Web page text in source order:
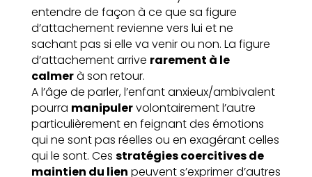
entendre de façon à ce que sa figure
d’attachement revienne vers lui et ne
sachant pas si elle va venir ou non. La figure
d’attachement arrive rarement à le
calmerà son retour.
A l’âge de parler, l’enfant anxieux/ambivalent
pourra manipulervolontairement l’autre
particulièrement en feignant des émotions
qui ne sont pas réelles ou en exagérant celles
qui le sont. Ces stratégies coercitives de
maintien du lien peuvent s’exprimer d’autres